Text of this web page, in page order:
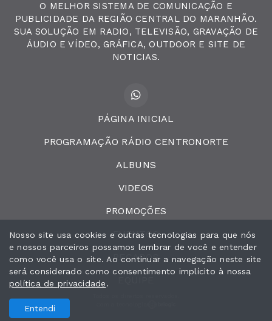
O MELHOR SISTEMA DE COMUNICAÇÃO E
PUBLICIDADE DA REGIÃO CENTRAL DO MARANHÃO.
SUA SOLUÇÃO EM RADIO, TELEVISÃO, GRAVAÇÃO DE
ÁUDIO E VÍDEO, GRÁFICA, OUTDOOR E SITE DE
NOTICIAS.
PÁGINA INICIAL
PROGRAMAÇÃO RÁDIO CENTRONORTE
ALBUNS
VIDEOS
PROMOÇÕES
EVENTOS
RECADOS
Nosso site usa cookies e outras tecnologias para que nós
e nossos parceiros possamos lembrar de você e entender
como você usa o site. Ao continuar a navegação neste site
será considerado como consentimento implícito à nossa
política de privacidade.
Entendi